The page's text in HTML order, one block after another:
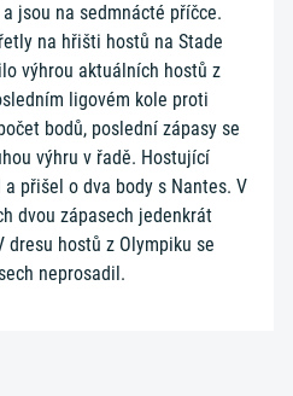
jsou na sedmnácté příčce.
na hřišti hostů na Stade
výhrou aktuálních hostů z
ligovém kole proti
bodů, poslední zápasy se
výhru v řadě. Hostující
přišel o dva body s Nantes. V
dvou zápasech jedenkrát
hostů z Olympiku se
neprosadil.